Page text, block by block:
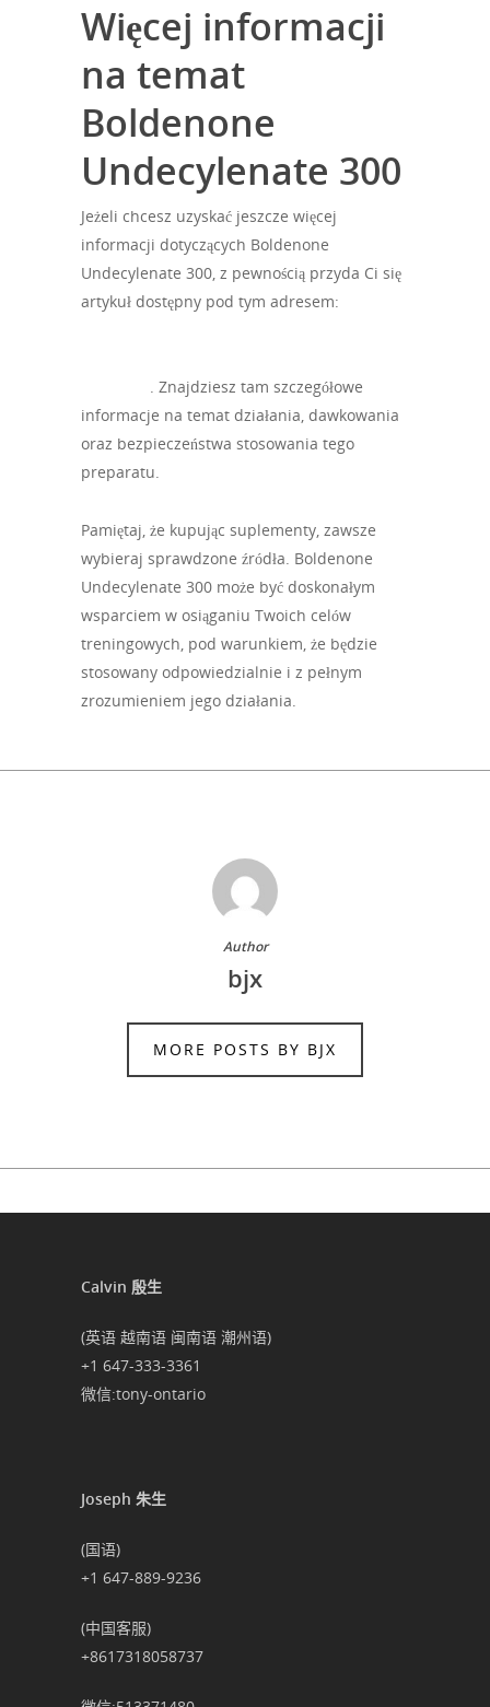
Więcej informacji
na temat
Boldenone
Undecylenate 300
Jeżeli chcesz uzyskać jeszcze więcej
informacji dotyczących Boldenone
Undecylenate 300, z pewnością przyda Ci się
artykuł dostępny pod tym adresem:
. Znajdziesz tam szczegółowe
informacje na temat działania, dawkowania
oraz bezpieczeństwa stosowania tego
preparatu.
Pamiętaj, że kupując suplementy, zawsze
wybieraj sprawdzone źródła. Boldenone
Undecylenate 300 może być doskonałym
wsparciem w osiąganiu Twoich celów
treningowych, pod warunkiem, że będzie
stosowany odpowiedzialnie i z pełnym
zrozumieniem jego działania.
Author
bjx
MORE POSTS BY BJX
Calvin 殷生
(英语 越南语 闽南语 潮州语)
+1 647-333-3361
微信:tony-ontario
Joseph 朱生
(国语)
+1 647-889-9236
(中国客服)
+8617318058737